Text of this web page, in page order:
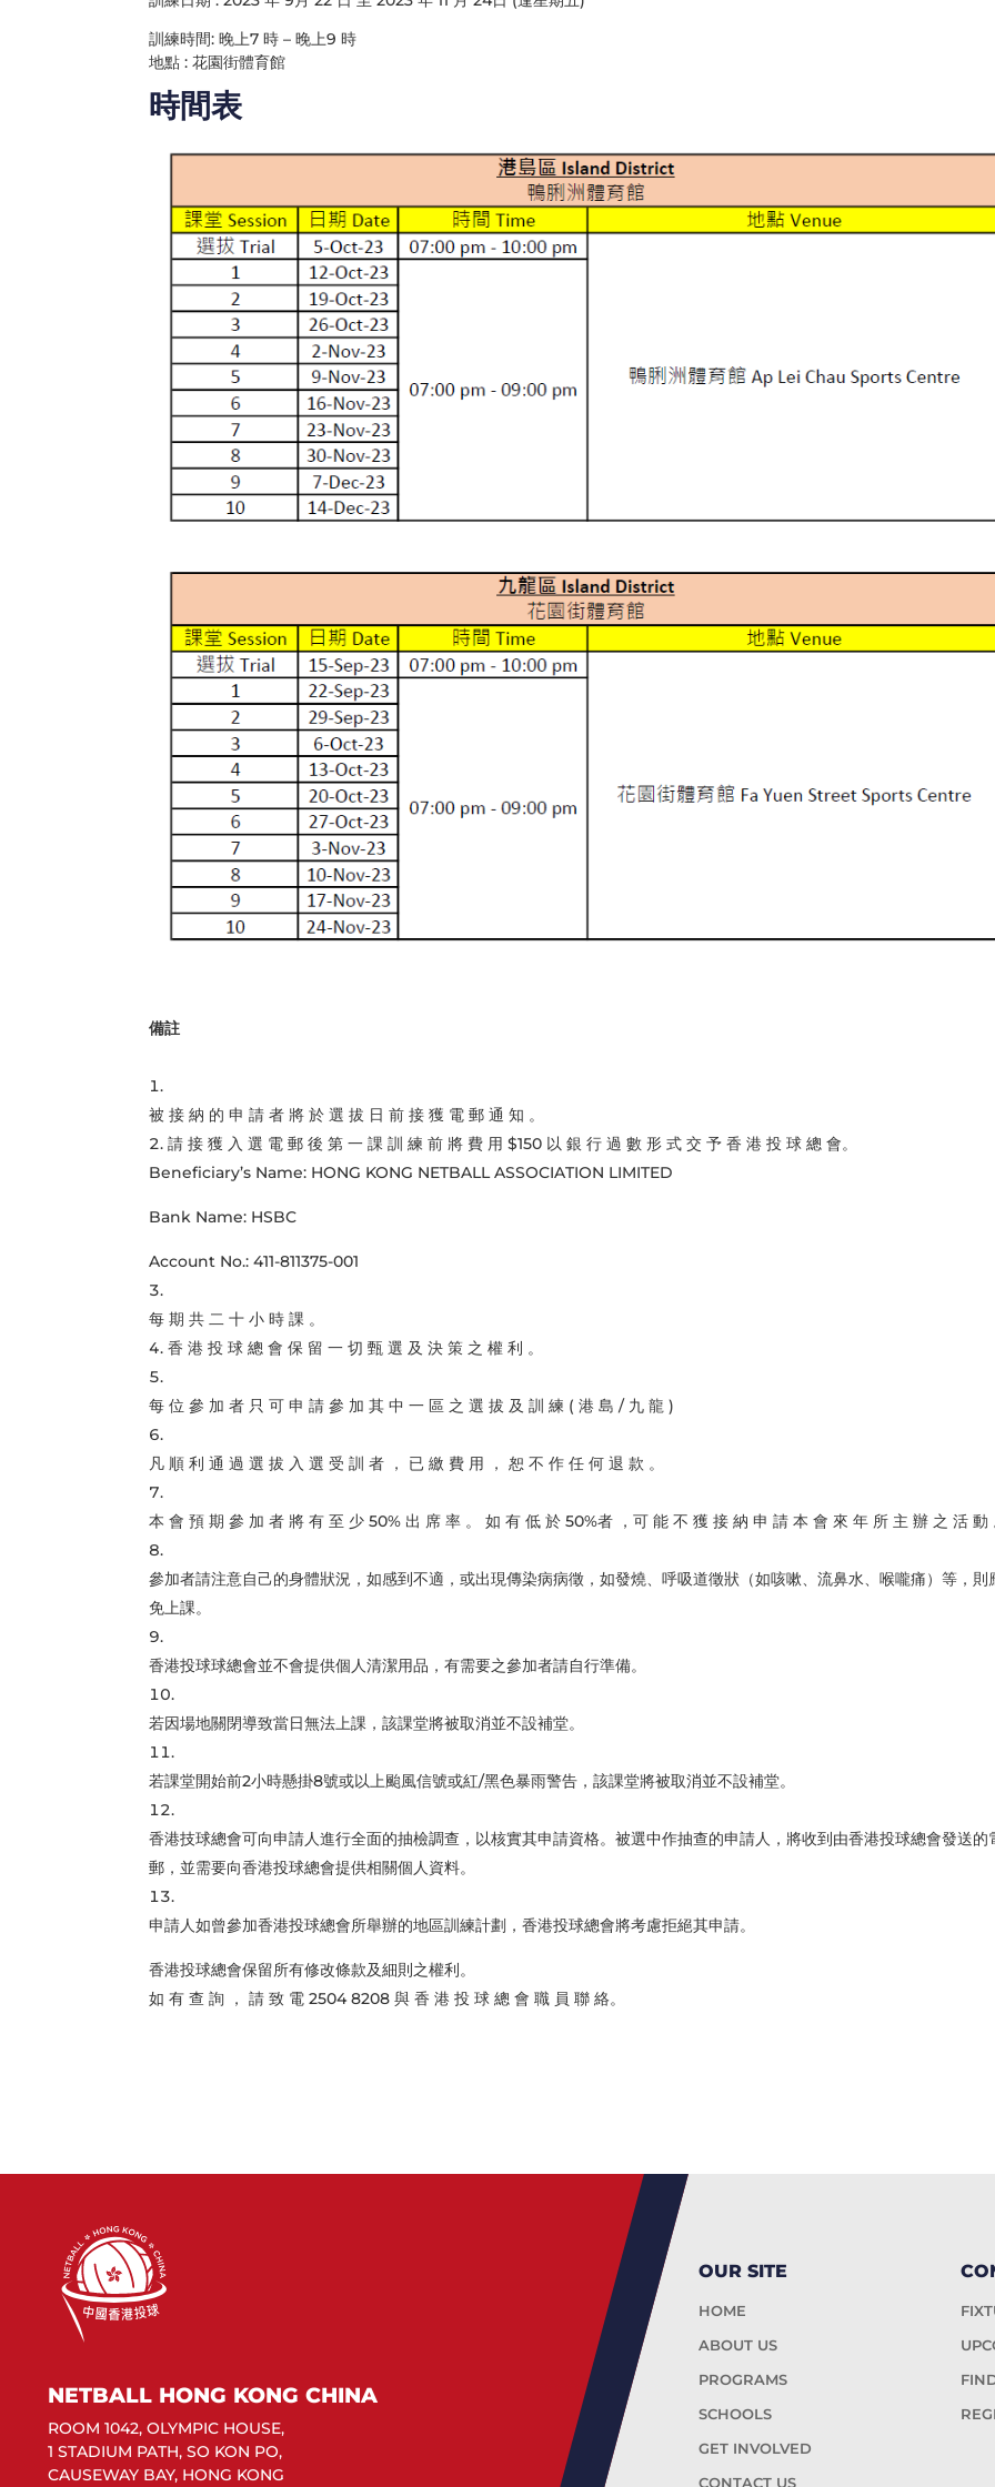
訓練時間: 晚上7 時 – 晚上9 時
地點 : 花園街體育館
時間表
備註
被 接 納 的 申 請 者 將 於 選 拔 日 前 接 獲 電 郵 通 知 。
請 接 獲 入 選 電 郵 後 第 一 課 訓 練 前 將 費 用 $150 以 銀 行 過 數 形 式 交 予 香 港 投 球 總 會。
Beneficiary’s Name: HONG KONG NETBALL ASSOCIATION LIMITED
Bank Name: HSBC
Account No.: 411-811375-001
每 期 共 二 十 小 時 課 。
香 港 投 球 總 會 保 留 一 切 甄 選 及 決 策 之 權 利 。
每 位 參 加 者 只 可 申 請 參 加 其 中 一 區 之 選 拔 及 訓 練 ( 港 島 / 九 龍 )
凡 順 利 通 過 選 拔 入 選 受 訓 者 ， 已 繳 費 用 ， 恕 不 作 任 何 退 款 。
本 會 預 期 參 加 者 將 有 至 少 50% 出 席 率 。 如 有 低 於 50%者 ，可 能 不 獲 接 納 申 請 本 會 來 年 所 主 辦 之 活 動
參加者請注意自己的身體狀況，如感到不適，或出現傳染病病徵，如發燒、呼吸道徵狀（如咳嗽、流鼻水、喉嚨痛）等，則
免上課。
香港投球球總會並不會提供個人清潔用品，有需要之參加者請自行準備。
若因場地關閉導致當日無法上課，該課堂將被取消並不設補堂。
若課堂開始前2小時懸掛8號或以上颱風信號或紅/黑色暴雨警告，該課堂將被取消並不設補堂。
香港技球總會可向申請人進行全面的抽檢調查，以核實其申請資格。被選中作抽查的申請人，將收到由香港投球總會發送的
郵，並需要向香港投球總會提供相關個人資料。
申請人如曾參加香港投球總會所舉辦的地區訓練計劃，香港投球總會將考慮拒絕其申請。
香港投球總會保留所有修改條款及細則之權利。
如 有 查 詢 ， 請 致 電 2504 8208 與 香 港 投 球 總 會 職 員 聯 絡。
NETBALL HONG KONG CHINA
ROOM 1042, OLYMPIC HOUSE,
1 STADIUM PATH, SO KON PO,
CAUSEWAY BAY, HONG KONG
OUR SITE
HOME
ABOUT US
PROGRAMS
SCHOOLS
GET INVOLVED
CONTACT US